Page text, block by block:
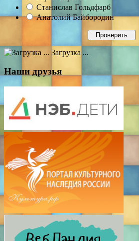
Станислав Гольдфарб
Анатолий Байбородин
Загрузка ...
Наши друзья